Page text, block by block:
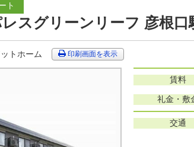
ト
スグリーンリーフ 彦根
トホーム 印刷画面を表示
賃料
礼金・敷
交通